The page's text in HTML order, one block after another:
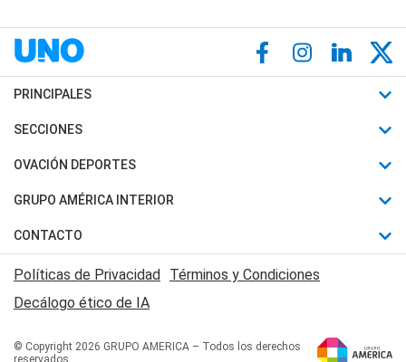
PRINCIPALES
Últimas Noticias
Política
Judiciales
Economia
SECCIONES
Horóscopo
Motores
Trucos caseros
Series y Películas
Edictos y Solicitadas
OVACIÓN DEPORTES
Fútbol
Mundial
Automovilismo
Rugby
Básquet
GRUPO AMÉRICA INTERIOR
Canal 7 en Vivo
San Juan 8
CONTACTO
Acerca de Nosotros
Contactanos
Políticas de Privacidad
Términos y Condiciones
Decálogo ético de IA
© Copyright 2026 GRUPO AMERICA – Todos los derechos
reservados